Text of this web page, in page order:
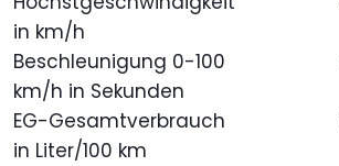
in km/h
Beschleunigung 0-100
km/h in Sekunden
EG-Gesamtverbrauch
in Liter/100 km